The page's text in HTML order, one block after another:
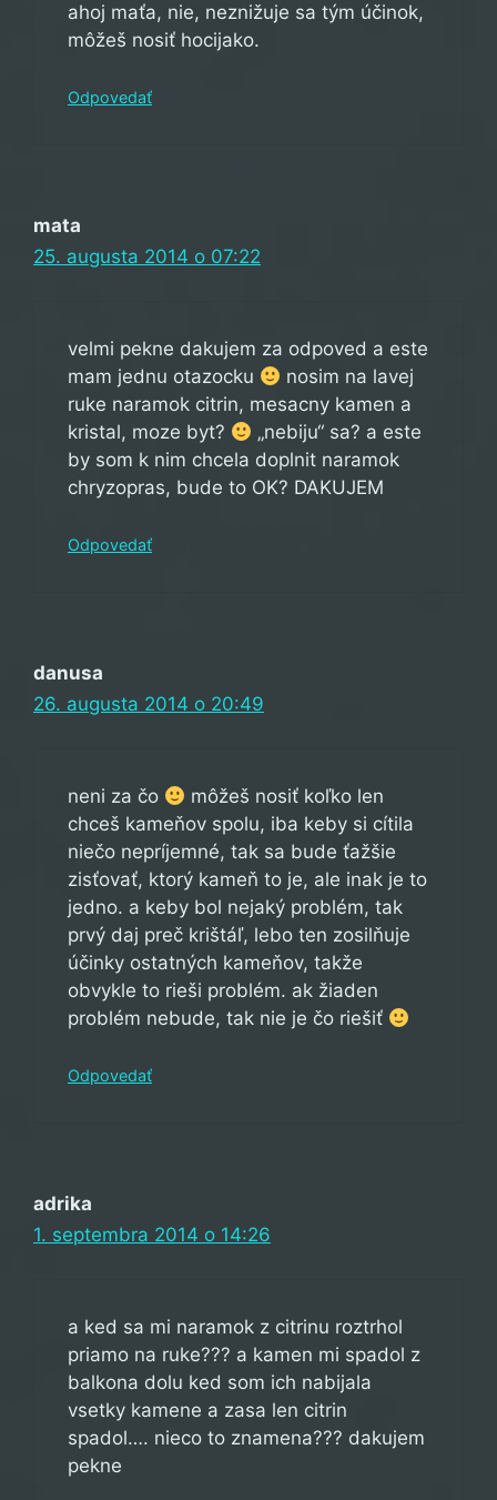
ahoj maťa, nie, neznižuje sa tým účinok,
môžeš nosiť hocijako.
Odpovedať
mata
25. augusta 2014 o 07:22
velmi pekne dakujem za odpoved a este
mam jednu otazocku
nosim na lavej
ruke naramok citrin, mesacny kamen a
kristal, moze byt?
„nebiju“ sa? a este
by som k nim chcela doplnit naramok
chryzopras, bude to OK? DAKUJEM
Odpovedať
danusa
26. augusta 2014 o 20:49
neni za čo
môžeš nosiť koľko len
chceš kameňov spolu, iba keby si cítila
niečo nepríjemné, tak sa bude ťažšie
zisťovať, ktorý kameň to je, ale inak je to
jedno. a keby bol nejaký problém, tak
prvý daj preč krištáľ, lebo ten zosilňuje
účinky ostatných kameňov, takže
obvykle to rieši problém. ak žiaden
problém nebude, tak nie je čo riešiť
Odpovedať
adrika
1. septembra 2014 o 14:26
a ked sa mi naramok z citrinu roztrhol
priamo na ruke??? a kamen mi spadol z
balkona dolu ked som ich nabijala
vsetky kamene a zasa len citrin
spadol…. nieco to znamena??? dakujem
pekne